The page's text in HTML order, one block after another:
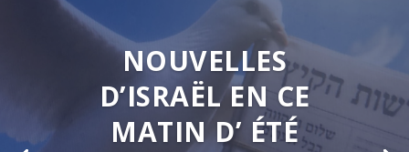
NOUVELLES
D’ISRAËL EN CE
MATIN D’ ÉTÉ